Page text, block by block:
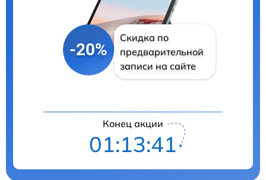
-20%
Скидка по
предварительной
записи на сайте
Конец акции
01:13:40